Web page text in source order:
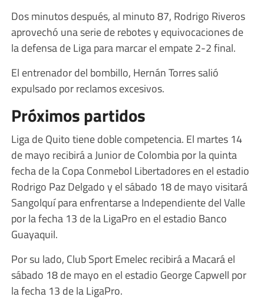
Dos minutos después, al minuto 87, Rodrigo Riveros
aprovechó una serie de rebotes y equivocaciones de
la defensa de Liga para marcar el empate 2-2 final.
El entrenador del bombillo, Hernán Torres salió
expulsado por reclamos excesivos.
Próximos partidos
Liga de Quito tiene doble competencia. El martes 14
de mayo recibirá a Junior de Colombia por la quinta
fecha de la Copa Conmebol Libertadores en el estadio
Rodrigo Paz Delgado y el sábado 18 de mayo visitará
Sangolquí para enfrentarse a Independiente del Valle
por la fecha 13 de la LigaPro en el estadio Banco
Guayaquil.
Por su lado, Club Sport Emelec recibirá a Macará el
sábado 18 de mayo en el estadio George Capwell por
la fecha 13 de la LigaPro.